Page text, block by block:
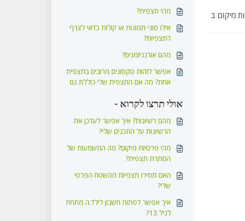
מהי תצפית?
אילו סוגי תמונות או קולות כדאי לצרף
לתצפיות?
מהם אורגניזמנים?
אפשר לזהות טקסונים מרובים בתצפית
אחת? מה אם התצפית שלי כוללת גם
אולי תרצו לקרוא -
מהם רשיונות? איך אפשר לעדכן את
הרשיונות על התכנים שלי?
מהי פרטיות מיקום? מה המשמעות של
הסתרת תצפית?
האם תסירו תצפיות מהשטח הפרטי
שלי?
איך אפשר לפתוח חשבון לילד.ה מתחת
לגיל 13?